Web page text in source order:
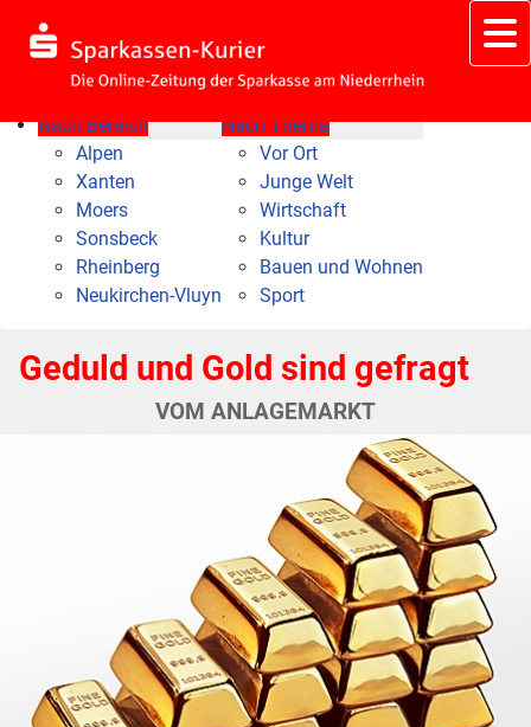
Nach Bereich
Alpen
Xanten
Moers
Sonsbeck
Rheinberg
Neukirchen-Vluyn
Nach Thema
Vor Ort
Junge Welt
Wirtschaft
Kultur
Bauen und Wohnen
Sport
Geduld und Gold sind gefragt
VOM ANLAGEMARKT